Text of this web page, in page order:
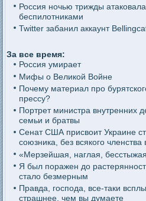
Россия ночью трижды
беспилотниками
Twitter забанил аккаунт
За все время:
Россия умирает
Мифы о Великой Войне
Почему материал про
прессу?
Портрет министра внутренних
семьи и братвы
Сенат США присвоит Украине
союзника, без всякого
«Мерзейшая, наглая,
Я был поражен до
стало безмерным
Правда, господа, все-таки
страшнее, чем вы думаете